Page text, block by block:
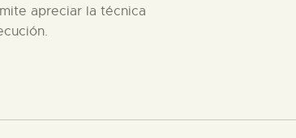
apreciar la técnica